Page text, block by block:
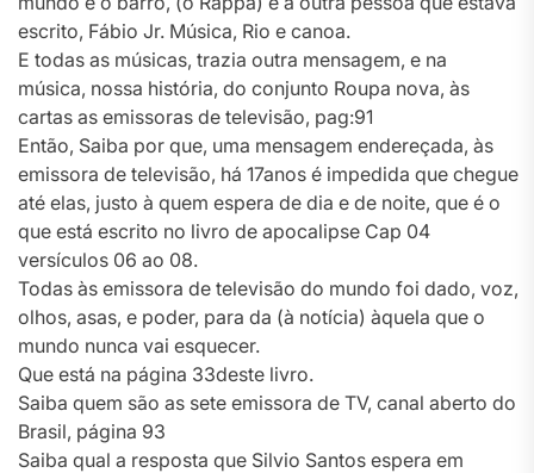
escrito, Fábio Jr. Música, Rio e canoa.
E todas as músicas, trazia outra mensagem, e na
música, nossa história, do conjunto Roupa nova, às
cartas as emissoras de televisão, pag:91
Então, Saiba por que, uma mensagem endereçada, às
emissora de televisão, há 17anos é impedida que chegue
até elas, justo à quem espera de dia e de noite, que é o
que está escrito no livro de apocalipse Cap 04
versículos 06 ao 08.
Todas às emissora de televisão do mundo foi dado, voz,
olhos, asas, e poder, para da (à notícia) àquela que o
mundo nunca vai esquecer.
Que está na página 33deste livro.
Saiba quem são as sete emissora de TV, canal aberto do
Brasil, página 93
Saiba qual a resposta que Silvio Santos espera em